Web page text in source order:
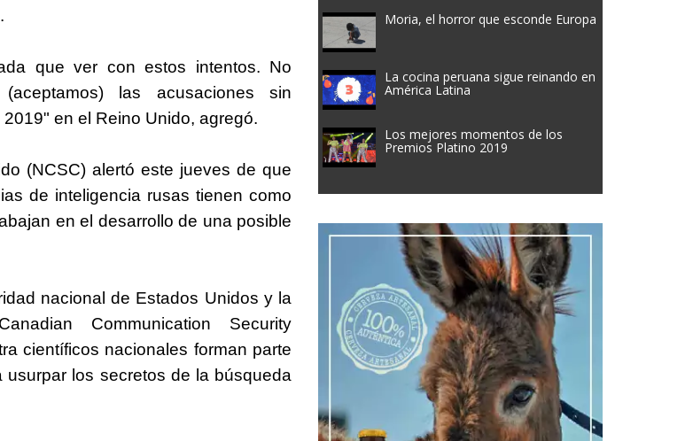
que ver con estos intentos. No
las acusaciones sin
en el Reino Unido, agregó.
(NCSC) alertó este jueves de que
de inteligencia rusas tienen como
en el desarrollo de una posible
nacional de Estados Unidos y la
Communication Security
científicos nacionales forman parte
los secretos de la búsqueda
Moria, el horror que esconde Europa
La cocina peruana sigue reinando en
América Latina
Los mejores momentos de los
Premios Platino 2019